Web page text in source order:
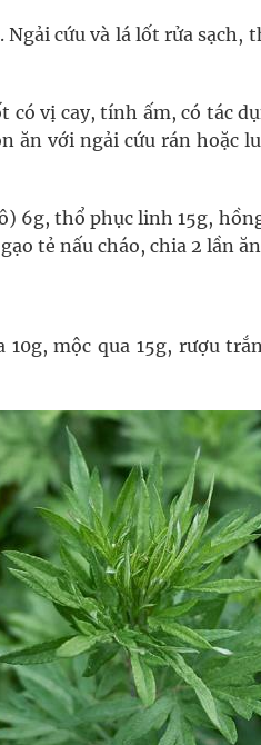
Ngải cứu và lá lốt rửa sạch,
có vị cay, tính ấm, có tác
ăn với ngải cứu rán hoặc
6g, thổ phục linh 15g,
tẻ nấu cháo, chia 2 lần
mộc qua 15g, rượu